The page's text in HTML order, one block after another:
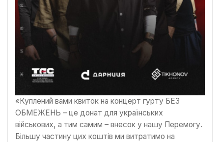
«Куплений вами квиток на концерт гурту БЕЗ
ОБМЕЖЕНЬ – це донат для українських
військових, а тим самим – внесок у нашу Перемогу.
Більшу частину цих коштів ми витратимо на